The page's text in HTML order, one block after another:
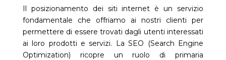
Il posizionamento dei siti internet è un servizio
fondamentale che offriamo ai nostri clienti per
permettere di essere trovati dagli utenti interessati
ai loro prodotti e servizi. La SEO (Search Engine
Optimization) ricopre un ruolo di primaria